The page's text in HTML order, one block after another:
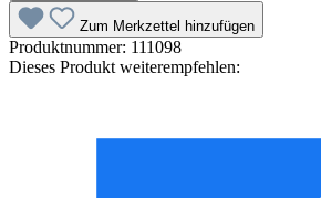
Zum Merkzettel hinzufügen
Produktnummer: 111098
Dieses Produkt weiterempfehlen: